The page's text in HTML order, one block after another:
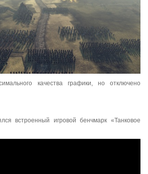
качества графики, но отключено
встроенный игровой бенчмарк «Танковое